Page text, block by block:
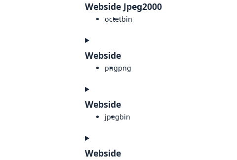
Webside Jpeg2000
octetbin
Webside
pngpng
Webside
jpegbin
Webside